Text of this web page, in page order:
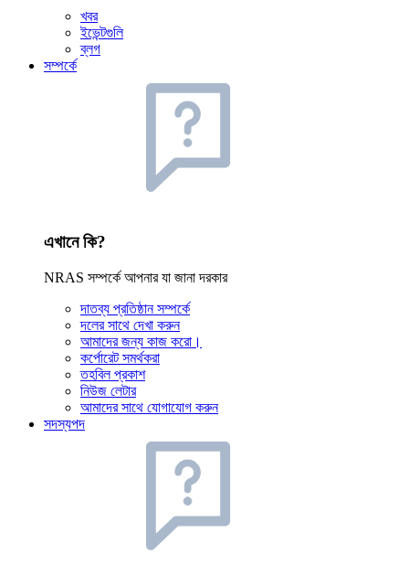
খবর
ইভেন্টগুলি
ব্লগ
সম্পর্কে
এখানে কি?
NRAS সম্পর্কে আপনার যা জানা দরকার
দাতব্য প্রতিষ্ঠান সম্পর্কে
দলের সাথে দেখা করুন
আমাদের জন্য কাজ করো।
কর্পোরেট সমর্থকরা
তহবিল প্রকাশ
নিউজ লেটার
আমাদের সাথে যোগাযোগ করুন
সদস্যপদ